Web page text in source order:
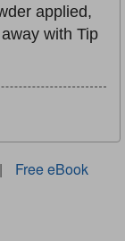
applied,
with Tip
| Free eBook